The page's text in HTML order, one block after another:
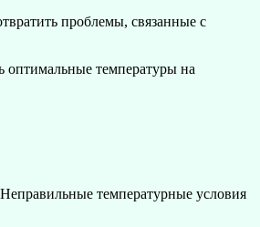
проблемы, связанные с
оптимальные температуры на
Неправильные температурные условия